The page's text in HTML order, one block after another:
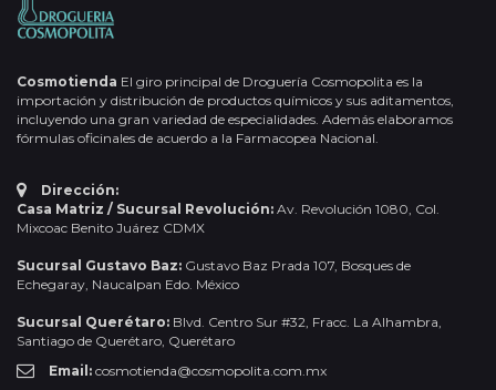
Cosmotienda El giro principal de Droguería Cosmopolita es la
importación y distribución de productos químicos y sus aditamentos,
incluyendo una gran variedad de especialidades. Además elaboramos
fórmulas oficinales de acuerdo a la Farmacopea Nacional.
Dirección:
Casa Matriz / Sucursal Revolución: Av. Revolución 1080, Col.
Mixcoac Benito Juárez CDMX
Sucursal Gustavo Baz: Gustavo Baz Prada 107, Bosques de
Echegaray, Naucalpan Edo. México
Sucursal Querétaro: Blvd. Centro Sur #32, Fracc. La Alhambra,
Santiago de Querétaro, Querétaro
Email: cosmotienda@cosmopolita.com.mx